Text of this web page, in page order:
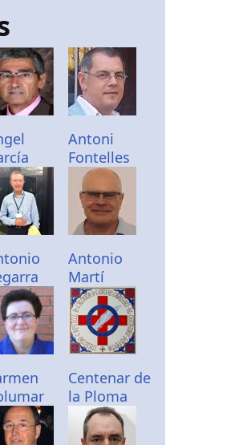
Antoni
Fontelles
Antonio
Martí
Centenar de
la Ploma